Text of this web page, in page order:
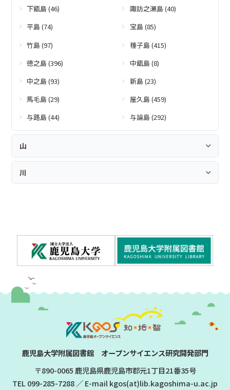
下甑島 (46)
諏訪之瀬島 (40)
平島 (74)
宝島 (85)
竹島 (97)
種子島 (415)
徳之島 (396)
中甑島 (8)
中之島 (93)
新島 (23)
馬毛島 (29)
屋久島 (459)
与路島 (44)
与論島 (292)
山
川
鹿児島大学附属図書館 オープンサイエンス研究開発部門
〒890-0065 鹿児島県鹿児島市郡元1丁目21番35号
TEL 099-285-7288 ／ E-mail kgos(at)lib.kagoshima-u.ac.jp